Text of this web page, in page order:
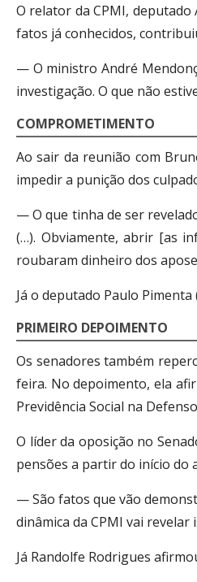
O relator da CPMI,
fatos já conhecidos,
— O ministro André
investigação. O que não
COMPROMETIMENTO
Ao sair da reunião com
impedir a punição dos
— O que tinha de ser
(…). Obviamente, abrir [as
roubaram dinheiro dos
Já o deputado Paulo
PRIMEIRO DEPOIMENTO
Os senadores também
feira. No depoimento, ela
Previdência Social na
O líder da oposição no
pensões a partir do início do
— São fatos que vão
dinâmica da CPMI vai
Já Randolfe Rodrigues